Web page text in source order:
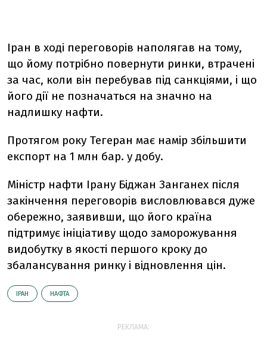
Іран в ході переговорів наполягав на тому,
що йому потрібно повернути ринки, втрачені
за час, коли він перебував під санкціями, і що
його дії не позначаться на значно на
надлишку нафти.
Протягом року Тегеран має намір збільшити
експорт на 1 млн бар. у добу.
Міністр нафти Ірану Біджан Занганех після
закінчення переговорів висловлювався дуже
обережно, заявивши, що його країна
підтримує ініціативу щодо заморожування
видобутку в якості першого кроку до
збалансування ринку і відновлення цін.
ІРАН НАФТА
РЕКЛАМА: